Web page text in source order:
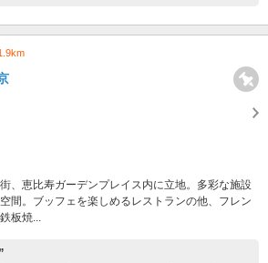
、恵比寿ガーデンプレイス内に立地。多彩な施設
間。ブッフェを楽しめるレストランの他、フレン
板焼...